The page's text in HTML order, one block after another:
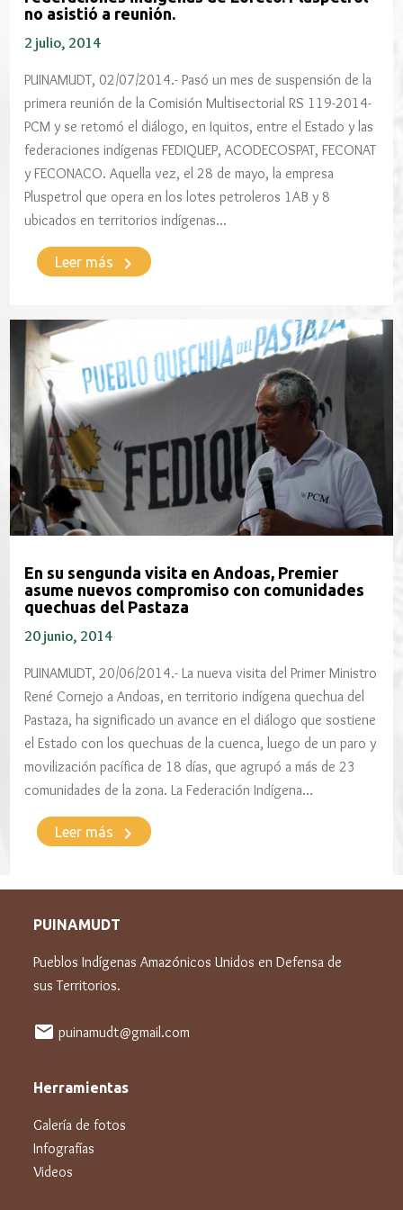
no asistió a reunión.
2 julio, 2014
PUINAMUDT, 02/07/2014.- Pasó un mes de suspensión de la
primera reunión de la Comisión Multisectorial RS 119-2014-
PCM y se retomó el diálogo, en Iquitos, entre el Estado y las
federaciones indígenas FEDIQUEP, ACODECOSPAT, FECONAT
y FECONACO. Aquella vez, el 28 de mayo, la empresa
Pluspetrol que opera en los lotes petroleros 1AB y 8
ubicados en territorios indígenas…
Leer más keyboard_arrow_right
En su sengunda visita en Andoas, Premier
asume nuevos compromiso con comunidades
quechuas del Pastaza
20 junio, 2014
PUINAMUDT, 20/06/2014.- La nueva visita del Primer Ministro
René Cornejo a Andoas, en territorio indígena quechua del
Pastaza, ha significado un avance en el diálogo que sostiene
el Estado con los quechuas de la cuenca, luego de un paro y
movilización pacífica de 18 días, que agrupó a más de 23
comunidades de la zona. La Federación Indígena…
Leer más keyboard_arrow_right
PUINAMUDT
Pueblos Indígenas Amazónicos Unidos en Defensa de
sus Territorios.
mail puinamudt@gmail.com
Herramientas
Galería de fotos
Infografías
Videos